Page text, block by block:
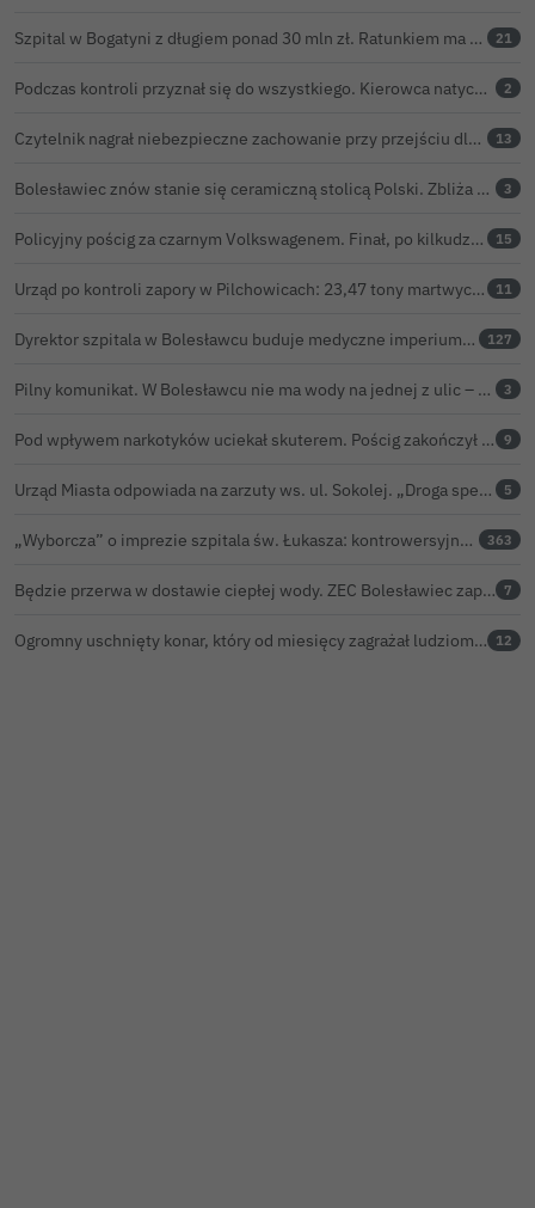
Szpital w Bogatyni z długiem ponad 30 mln zł. Ratunkiem ma być połączenie z Bolesławcem 21
Podczas kontroli przyznał się do wszystkiego. Kierowca natychmiast stracił prawo jazdy 2
Czytelnik nagrał niebezpieczne zachowanie przy przejściu dla pieszych w Bolesławcu 13
Bolesławiec znów stanie się ceramiczną stolicą Polski. Zbliża się 32. Święto Ceramiki 3
Policyjny pościg za czarnym Volkswagenem. Finał, po kilkudziesięciu kilometrach, w rowie. Wideo 15
Urząd po kontroli zapory w Pilchowicach: 23,47 tony martwych ryb i zawiadomienie do prokuratury 11
Dyrektor szpitala w Bolesławcu buduje medyczne imperium. „Gazeta Wyborcza” opisuje jego działalność w całej Polsce 127
Pilny komunikat. W Bolesławcu nie ma wody na jednej z ulic – trwa usuwanie awarii 3
Pod wpływem narkotyków uciekał skuterem. Pościg zakończył w polu kukurydzy 9
Urząd Miasta odpowiada na zarzuty ws. ul. Sokolej. „Droga spełnia wszystkie normy” 5
„Wyborcza” o imprezie szpitala św. Łukasza: kontrowersyjna gala dla pracowników 363
Będzie przerwa w dostawie ciepłej wody. ZEC Bolesławiec zapowiada prace remontowe 7
Ogromny uschnięty konar, który od miesięcy zagrażał ludziom w Bolesławcu, wycięty 12